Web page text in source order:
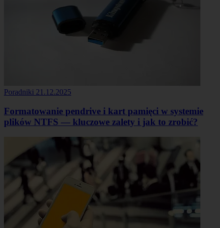
Poradniki 21.12.2025
Formatowanie pendrive i kart pamięci w systemie
plików NTFS — kluczowe zalety i jak to zrobić?